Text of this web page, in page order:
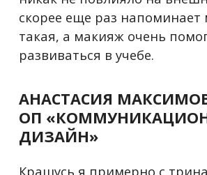
скорее еще раз напоминает
такая, а макияж очень
развиваться в учебе.
АНАСТАСИЯ
ОП «
ДИЗАЙН»
Крашусь я примерно с